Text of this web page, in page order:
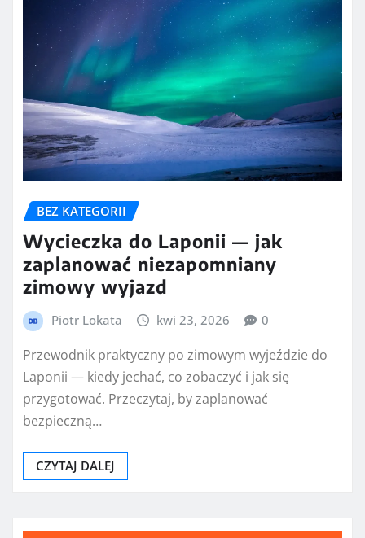
BEZ KATEGORII
Wycieczka do Laponii — jak
zaplanować niezapomniany
zimowy wyjazd
Piotr Lokata kwi 23, 2026 0
Przewodnik praktyczny po zimowym wyjeździe do
Laponii — kiedy jechać, co zobaczyć i jak się
przygotować. Przeczytaj, by zaplanować
bezpieczną…
CZYTAJ DALEJ